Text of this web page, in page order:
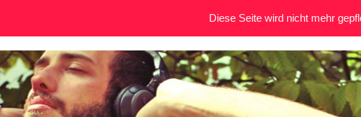
Diese Seite wird nicht mehr